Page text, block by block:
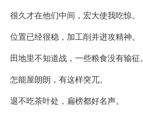
很久才在他们中间，宏大使我吃惊。
位置已经很稳，加工削并进攻精神。
田地里不知道战，一些粮食没有输征。
怎能屋朗朗，有这样突兀。
退不吃茶叶处，扁榜都好名声。